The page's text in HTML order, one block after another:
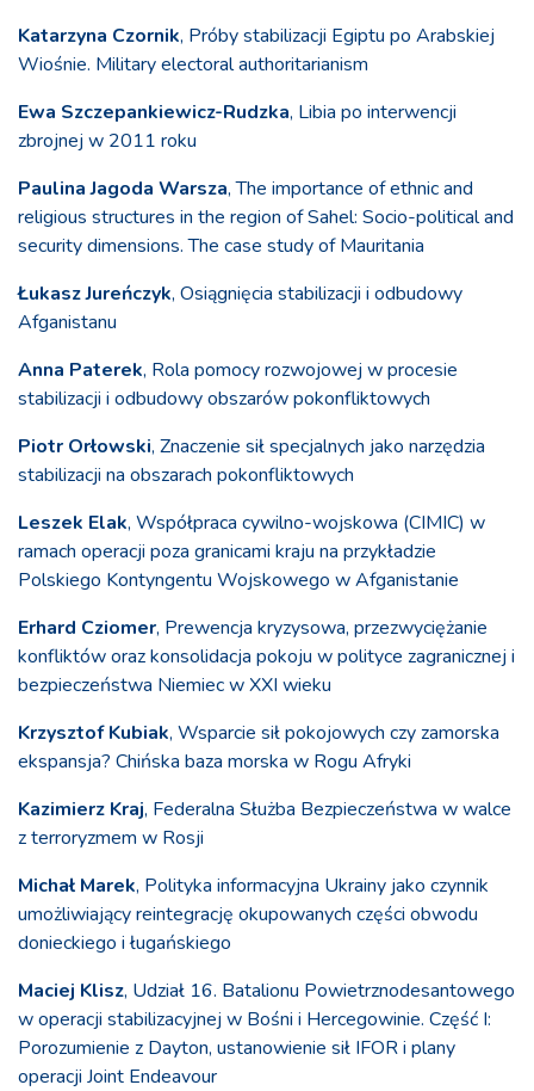
Katarzyna Czornik, Próby stabilizacji Egiptu po Arabskiej
Wiośnie. Military electoral authoritarianism
Ewa Szczepankiewicz-Rudzka, Libia po interwencji
zbrojnej w 2011 roku
Paulina Jagoda Warsza, The importance of ethnic and
religious structures in the region of Sahel: Socio-political and
security dimensions. The case study of Mauritania
Łukasz Jureńczyk, Osiągnięcia stabilizacji i odbudowy
Afganistanu
Anna Paterek, Rola pomocy rozwojowej w procesie
stabilizacji i odbudowy obszarów pokonfliktowych
Piotr Orłowski, Znaczenie sił specjalnych jako narzędzia
stabilizacji na obszarach pokonfliktowych
Leszek Elak, Współpraca cywilno-wojskowa (CIMIC) w
ramach operacji poza granicami kraju na przykładzie
Polskiego Kontyngentu Wojskowego w Afganistanie
Erhard Cziomer, Prewencja kryzysowa, przezwyciężanie
konfliktów oraz konsolidacja pokoju w polityce zagranicznej i
bezpieczeństwa Niemiec w XXI wieku
Krzysztof Kubiak, Wsparcie sił pokojowych czy zamorska
ekspansja? Chińska baza morska w Rogu Afryki
Kazimierz Kraj, Federalna Służba Bezpieczeństwa w walce
z terroryzmem w Rosji
Michał Marek, Polityka informacyjna Ukrainy jako czynnik
umożliwiający reintegrację okupowanych części obwodu
donieckiego i ługańskiego
Maciej Klisz, Udział 16. Batalionu Powietrznodesantowego
w operacji stabilizacyjnej w Bośni i Hercegowinie. Część I:
Porozumienie z Dayton, ustanowienie sił IFOR i plany
operacji Joint Endeavour